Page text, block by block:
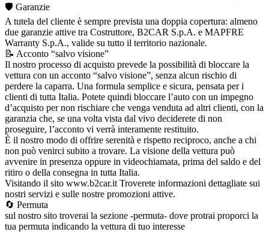
🛡️ Garanzie
A tutela del cliente è sempre prevista una doppia copertura: almeno
due garanzie attive tra Costruttore, B2CAR S.p.A. e MAPFRE
Warranty S.p.A., valide su tutto il territorio nazionale.
📝 Acconto “salvo visione”
Il nostro processo di acquisto prevede la possibilità di bloccare la
vettura con un acconto “salvo visione”, senza alcun rischio di
perdere la caparra. Una formula semplice e sicura, pensata per i
clienti di tutta Italia. Potete quindi bloccare l’auto con un impegno
d’acquisto per non rischiare che venga venduta ad altri clienti, con la
garanzia che, se una volta vista dal vivo deciderete di non
proseguire, l’acconto vi verrà interamente restituito.
È il nostro modo di offrire serenità e rispetto reciproco, anche a chi
non può venirci subito a trovare. La visione della vettura può
avvenire in presenza oppure in videochiamata, prima del saldo e del
ritiro o della consegna in tutta Italia.
Visitando il sito www.b2car.it Troverete informazioni dettagliate sui
nostri servizi e sulle nostre promozioni attive.
🔄 Permuta
sul nostro sito troverai la sezione -permuta- dove protrai proporci la
tua permuta indicando la vettura di tuo interesse